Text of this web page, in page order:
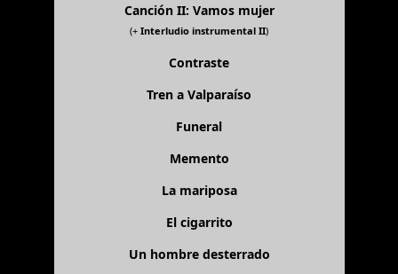
Canción II: Vamos mujer
(+ Interludio instrumental II)
Contraste
Tren a Valparaíso
Funeral
Memento
La mariposa
El cigarrito
Un hombre desterrado